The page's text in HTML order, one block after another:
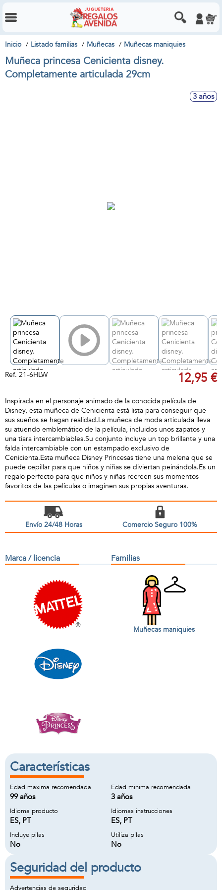
Inicio Listado familias Muñecas Muñecas maniquies
Muñeca princesa Cenicienta disney.
Completamente articulada 29cm
3 años
Ref. 21-6HLW 12,95 €
Inspirada en el personaje animado de la conocida película de
Disney, esta muñeca de Cenicienta está lista para conseguir que
sus sueños se hagan realidad.La muñeca de moda articulada lleva
su atuendo emblemático de la película, incluidos unos zapatos y
una tiara intercambiables.Su conjunto incluye un top brillante y una
falda intercambiable con un estampado exclusivo de
Cenicienta.Esta muñeca Disney Princesas tiene una melena que se
puede cepillar para que niños y niñas se diviertan peinándola.Es un
regalo perfecto para que niños y niñas recreen sus momentos
favoritos de las películas o imaginen sus propias aventuras.
Envío 24/48 Horas Comercio Seguro 100%
Marca / licencia Familias
Muñecas maniquies
Características
Edad maxima recomendada
99 años
Edad minima recomendada
3 años
Idioma producto
ES, PT
Idiomas instrucciones
ES, PT
Incluye pilas
No
Utiliza pilas
No
Seguridad del producto
Advertencias de seguridad